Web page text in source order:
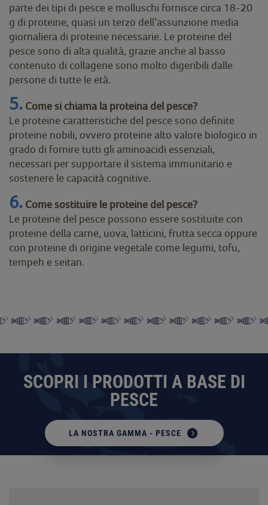
parte dei tipi di pesce e molluschi fornisce circa 18-20
g di proteine, quasi un terzo dell’assunzione media
giornaliera di proteine necessarie. Le proteine del
pesce sono di alta qualità, grazie anche al basso
contenuto di collagene sono molto digeribili dalle
persone di tutte le età.
5. Come si chiama la proteina del pesce?
Le proteine caratteristiche del pesce sono definite
proteine nobili, ovvero proteine alto valore biologico in
grado di fornire tutti gli aminoacidi essenziali,
necessari per supportare il sistema immunitario e
sostenere le capacità cognitive.
6. Come sostituire le proteine del pesce?
Le proteine del pesce possono essere sostituite con
proteine della carne, uova, latticini, frutta secca oppure
con proteine di origine vegetale come legumi, tofu,
tempeh e seitan.
SCOPRI I PRODOTTI A BASE DI
PESCE
LA NOSTRA GAMMA - PESCE